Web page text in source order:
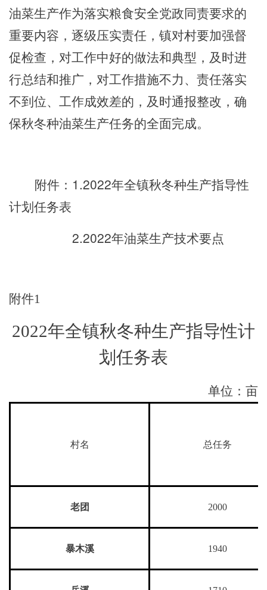
油菜生产作为落实粮食安全党政同责要求的
重要内容，逐级压实责任， 镇对村要加强督
促检查，对工作中好的做法和典型，及时进
行总结和推广，对工作措施不力、责任落实
不到位、工作成效差的，及时通报整改，确
保秋冬种油菜生产任务的全面完成。
附件： 1.2022年全镇秋冬种生产指导性
计划任务表
2.2022年油菜生产技术要点
附件1
2022年全镇秋冬种生产指导性计
划任务表
单位：亩
村名 总任务
老团 2000
暴木溪 1940